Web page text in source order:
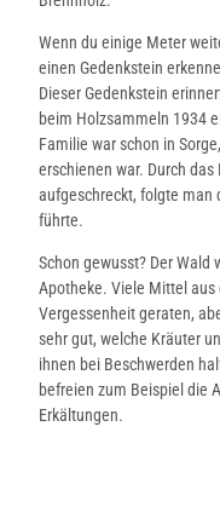
Wenn du einige Meter
einen Gedenkstein
Dieser Gedenkstein
beim Holzsammeln 1934
Familie war schon in
erschienen war. Durch
aufgeschreckt, folgte man
führte.
Schon gewusst? Der Wald
Apotheke. Viele Mittel
Vergessenheit geraten,
sehr gut, welche Kräuter
ihnen bei Beschwerden
befreien zum Beispiel die
Erkältungen.